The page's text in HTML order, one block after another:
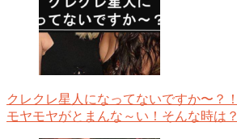
クレクレ星人になってないですか〜？！
モヤモヤがとまんな～い！そんな時は？